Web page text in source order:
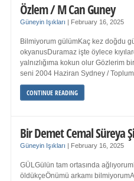
Özlem / M Can Guney
Güneyin Işıkları February 16, 2025
Bilmiyorum gülümKaç kez doğdu
okyanusDuramaz işte öylece
yalnızlığıma kokun olur Gözlerim
seni 2004 Haziran Sydney /
CONTINUE READING
Bir Demet Cemal Süreya
Güneyin Işıkları February 16, 2025
GÜLGülün tam ortasında
öldükçeÖnümü arkamı